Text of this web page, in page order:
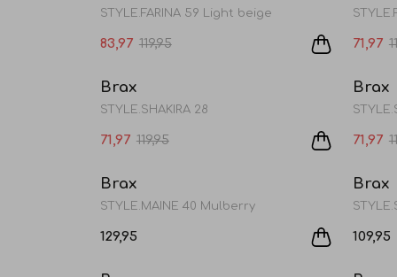
STYLE.FARINA 59 Light beige
83,97 119,95 71,97
Sale
Brax
STYLE.SHAKIRA 28
71,97 119,95
Brax
71,97
Brax
STYLE.MAINE 40 Mulberry
129,95
Brax
109,95